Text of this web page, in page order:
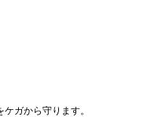
ガから守ります。